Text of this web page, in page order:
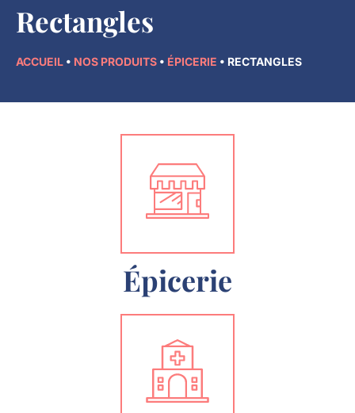
Rectangles
ACCUEIL • NOS PRODUITS • ÉPICERIE • RECTANGLES
Épicerie